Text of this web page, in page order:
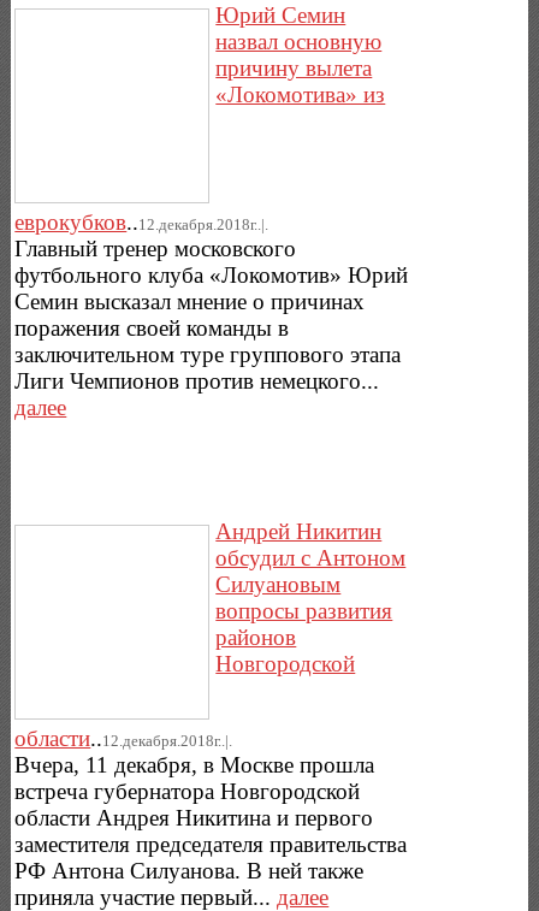
Юрий Семин
назвал основную
причину вылета
«Локомотива» из
еврокубков..12.декабря.2018г..|.
Главный тренер московского
футбольного клуба «Локомотив» Юрий
Семин высказал мнение о причинах
поражения своей команды в
заключительном туре группового этапа
Лиги Чемпионов против немецкого...
далее
Андрей Никитин
обсудил с Антоном
Силуановым
вопросы развития
районов
Новгородской
области..12.декабря.2018г..|.
Вчера, 11 декабря, в Москве прошла
встреча губернатора Новгородской
области Андрея Никитина и первого
заместителя председателя правительства
РФ Антона Силуанова. В ней также
приняла участие первый... далее